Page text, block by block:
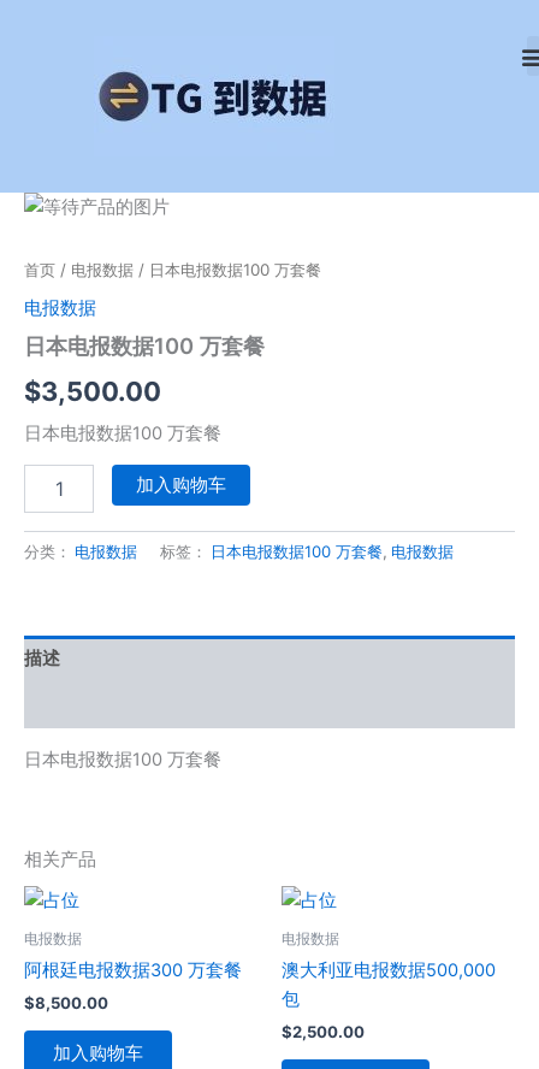
首页 / 电报数据 / 日本电报数据100 万套餐
电报数据
日本电报数据100 万套餐
$3,500.00
日本电报数据100 万套餐
日
报
数
据
100
套
数
量
加入购物车
分类： 电报数据 标签： 日本电报数据100 万套餐, 电报数据
描述
日本电报数据100 万套餐
相关产品
电报数据
阿根廷电报数据300 万套餐
$8,500.00
加入购物车
电报数据
澳大利亚电报数据500,000
包
$2,500.00